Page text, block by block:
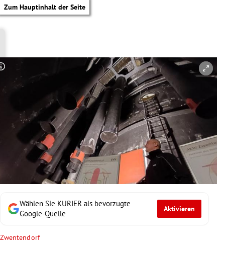
Zum Hauptinhalt der Seite
Untermenü
Untermenü
Wählen Sie KURIER als bevorzugte
Google-Quelle
Aktivieren
Zwentendorf
Copyright-Hinweis öffnen/schließen